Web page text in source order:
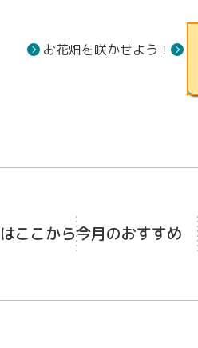
お花畑を咲かせよう！
ここから今月のおすすめ